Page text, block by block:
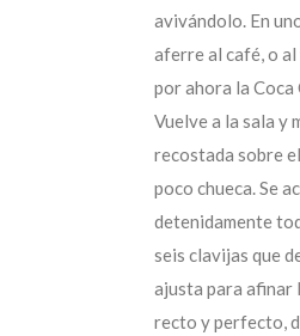
avivándolo. En
aferre al café, o
por ahora la Coca
Vuelve a la sala y
recostada sobre
poco chueca. Se
detenidamente
seis clavijas que
ajusta para afinar
recto y perfecto,